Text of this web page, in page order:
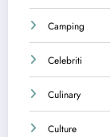
Camping
Celebriti
Culinary
Culture